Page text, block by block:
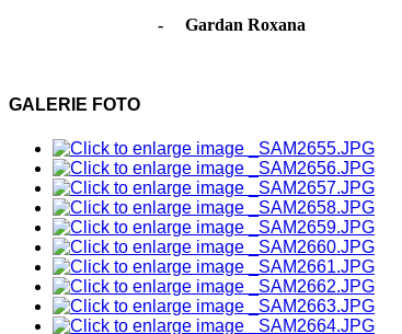
- Gardan Roxana
GALERIE FOTO